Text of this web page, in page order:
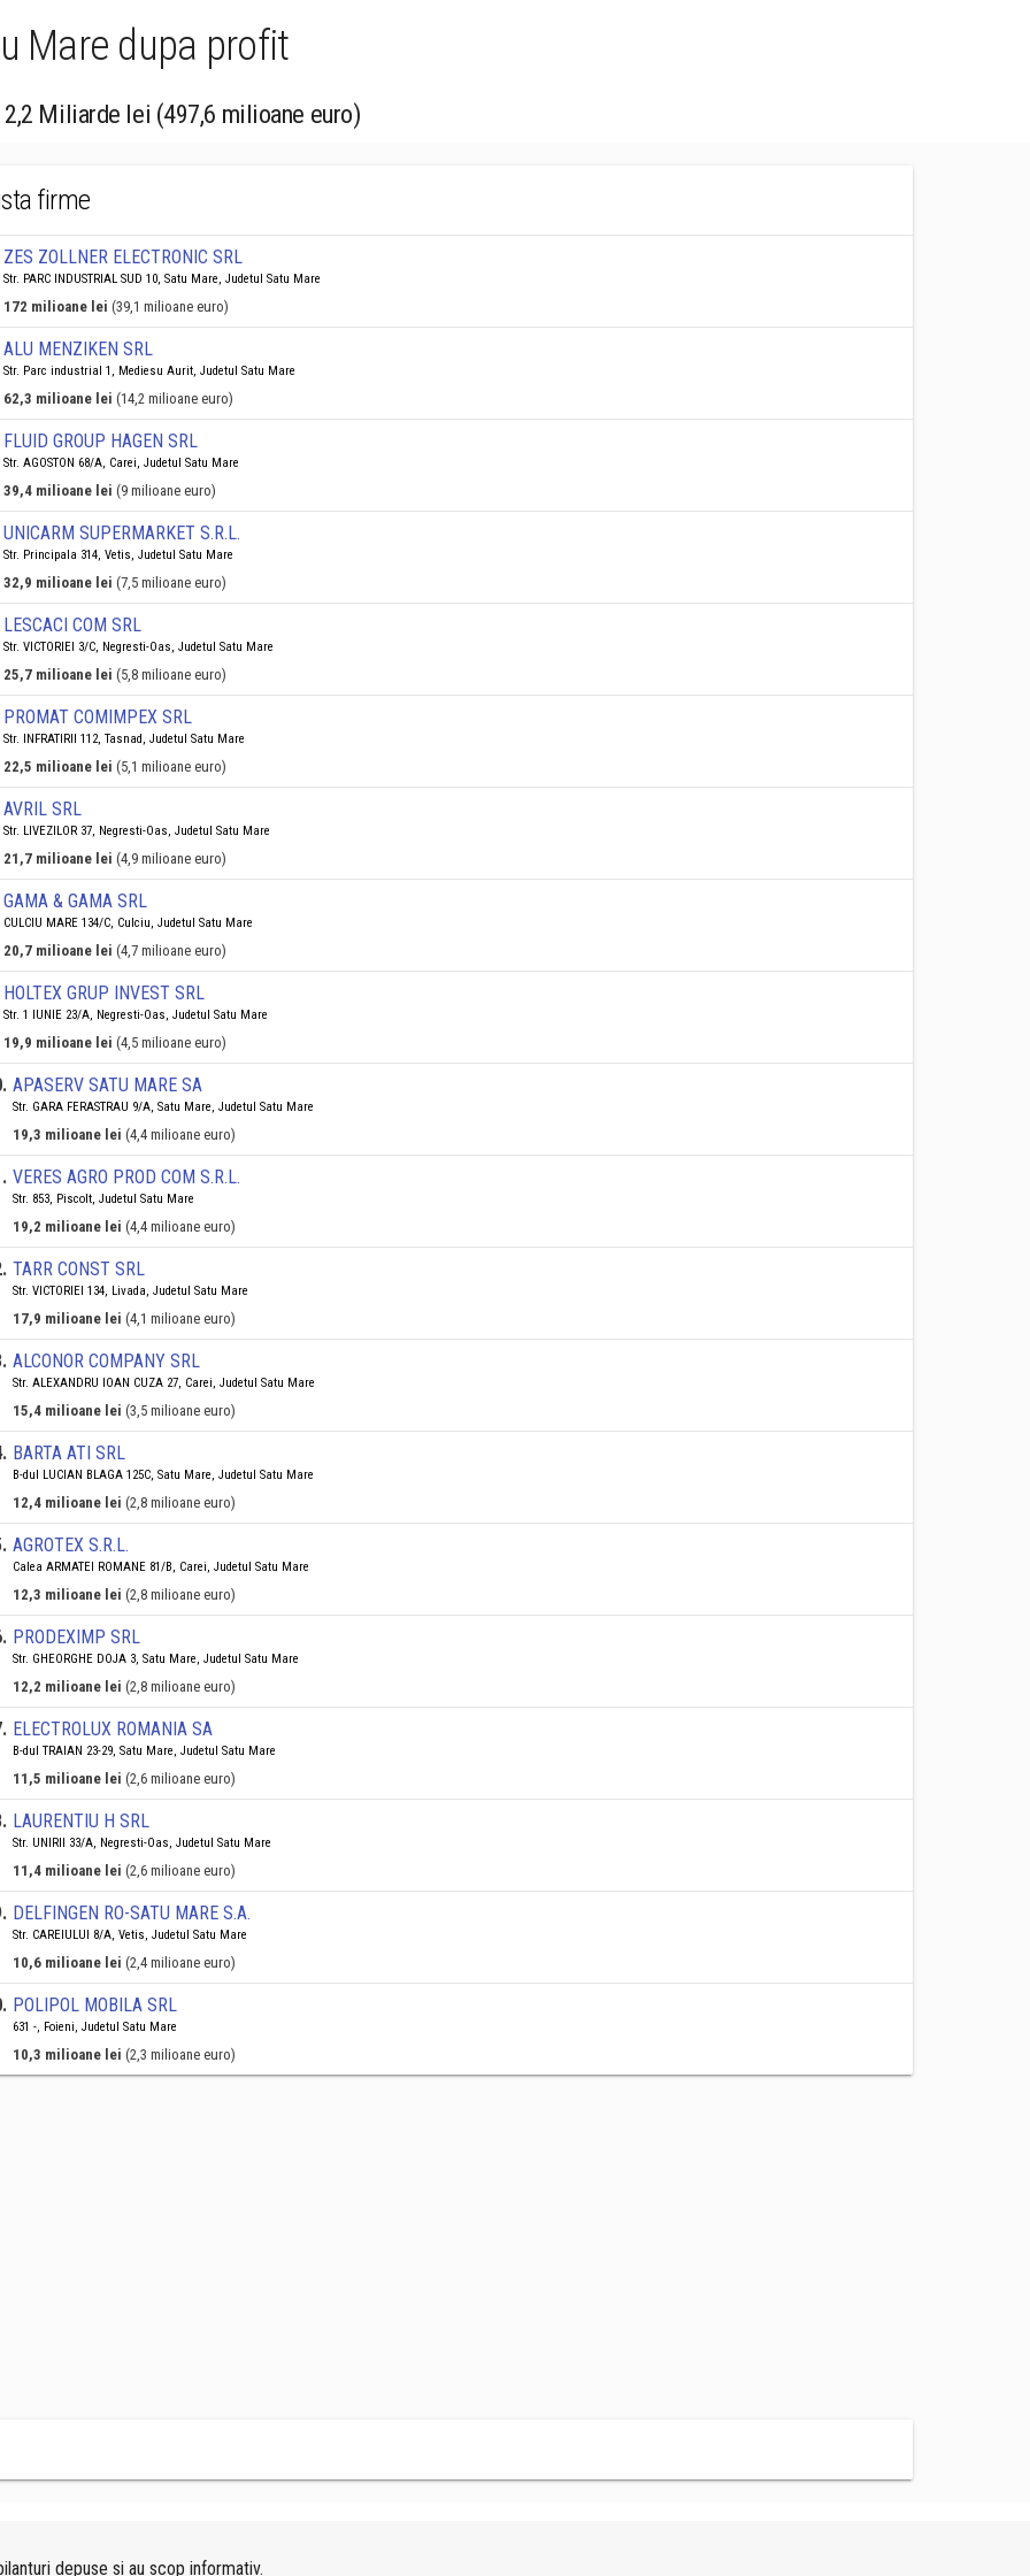
Mare dupa profit
Miliarde lei (497,6 milioane euro)
firme
ZES ZOLLNER ELECTRONIC SRL
Str. PARC INDUSTRIAL SUD 10, Satu Mare, Judetul Satu Mare
172 milioane lei (39,1 milioane euro)
ALU MENZIKEN SRL
Str. Parc industrial 1, Mediesu Aurit, Judetul Satu Mare
62,3 milioane lei (14,2 milioane euro)
FLUID GROUP HAGEN SRL
Str. AGOSTON 68/A, Carei, Judetul Satu Mare
39,4 milioane lei (9 milioane euro)
UNICARM SUPERMARKET S.R.L.
Str. Principala 314, Vetis, Judetul Satu Mare
32,9 milioane lei (7,5 milioane euro)
LESCACI COM SRL
Str. VICTORIEI 3/C, Negresti-Oas, Judetul Satu Mare
25,7 milioane lei (5,8 milioane euro)
PROMAT COMIMPEX SRL
Str. INFRATIRII 112, Tasnad, Judetul Satu Mare
22,5 milioane lei (5,1 milioane euro)
AVRIL SRL
Str. LIVEZILOR 37, Negresti-Oas, Judetul Satu Mare
21,7 milioane lei (4,9 milioane euro)
GAMA & GAMA SRL
CULCIU MARE 134/C, Culciu, Judetul Satu Mare
20,7 milioane lei (4,7 milioane euro)
HOLTEX GRUP INVEST SRL
Str. 1 IUNIE 23/A, Negresti-Oas, Judetul Satu Mare
19,9 milioane lei (4,5 milioane euro)
. APASERV SATU MARE SA
Str. GARA FERASTRAU 9/A, Satu Mare, Judetul Satu Mare
19,3 milioane lei (4,4 milioane euro)
. VERES AGRO PROD COM S.R.L.
Str. 853, Piscolt, Judetul Satu Mare
19,2 milioane lei (4,4 milioane euro)
. TARR CONST SRL
Str. VICTORIEI 134, Livada, Judetul Satu Mare
17,9 milioane lei (4,1 milioane euro)
. ALCONOR COMPANY SRL
Str. ALEXANDRU IOAN CUZA 27, Carei, Judetul Satu Mare
15,4 milioane lei (3,5 milioane euro)
. BARTA ATI SRL
B-dul LUCIAN BLAGA 125C, Satu Mare, Judetul Satu Mare
12,4 milioane lei (2,8 milioane euro)
. AGROTEX S.R.L.
Calea ARMATEI ROMANE 81/B, Carei, Judetul Satu Mare
12,3 milioane lei (2,8 milioane euro)
. PRODEXIMP SRL
Str. GHEORGHE DOJA 3, Satu Mare, Judetul Satu Mare
12,2 milioane lei (2,8 milioane euro)
. ELECTROLUX ROMANIA SA
B-dul TRAIAN 23-29, Satu Mare, Judetul Satu Mare
11,5 milioane lei (2,6 milioane euro)
. LAURENTIU H SRL
Str. UNIRII 33/A, Negresti-Oas, Judetul Satu Mare
11,4 milioane lei (2,6 milioane euro)
. DELFINGEN RO-SATU MARE S.A.
Str. CAREIULUI 8/A, Vetis, Judetul Satu Mare
10,6 milioane lei (2,4 milioane euro)
. POLIPOL MOBILA SRL
631 -, Foieni, Judetul Satu Mare
10,3 milioane lei (2,3 milioane euro)
depuse si au scop informativ.